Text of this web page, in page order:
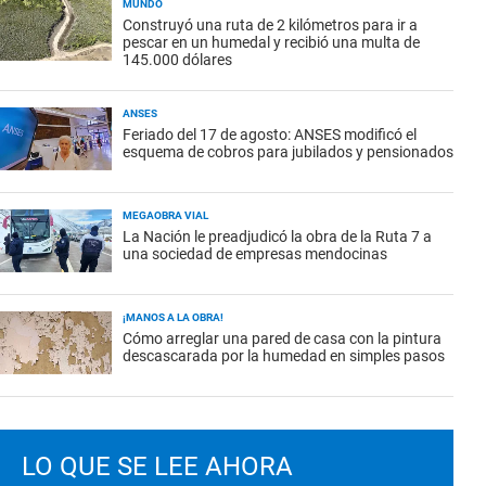
MUNDO
Construyó una ruta de 2 kilómetros para ir a
pescar en un humedal y recibió una multa de
145.000 dólares
ANSES
Feriado del 17 de agosto: ANSES modificó el
esquema de cobros para jubilados y pensionados
MEGAOBRA VIAL
La Nación le preadjudicó la obra de la Ruta 7 a
una sociedad de empresas mendocinas
¡MANOS A LA OBRA!
Cómo arreglar una pared de casa con la pintura
descascarada por la humedad en simples pasos
LO QUE SE LEE AHORA